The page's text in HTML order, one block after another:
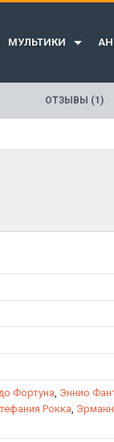
МУЛЬТИКИ
ОТЗЫВЫ (1)
Фортуна, Эннио
Рокка,